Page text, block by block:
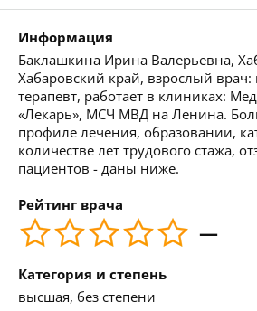
Информация
Баклашкина Ирина Валерьевна,
Хабаровский край, взрослый врач:
терапевт, работает в клиниках:
«Лекарь», МСЧ МВД на Ленина.
профиле лечения, образовании,
количестве лет трудового стажа,
пациентов - даны ниже.
Рейтинг врача
—
Категория и степень
высшая, без степени